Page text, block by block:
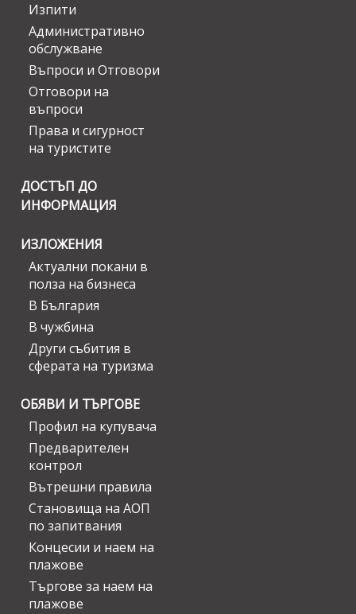
Изпити
Административно
обслужване
Въпроси и Отговори
Отговори на
въпроси
Права и сигурност
на туристите
ДОСТЪП ДО
ИНФОРМАЦИЯ
ИЗЛОЖЕНИЯ
Актуални покани в
полза на бизнеса
В България
В чужбина
Други събития в
сферата на туризма
ОБЯВИ И ТЪРГОВЕ
Профил на купувача
Предварителен
контрол
Вътрешни правила
Становища на АОП
по запитвания
Концесии и наем на
плажове
Търгове за наем на
плажове